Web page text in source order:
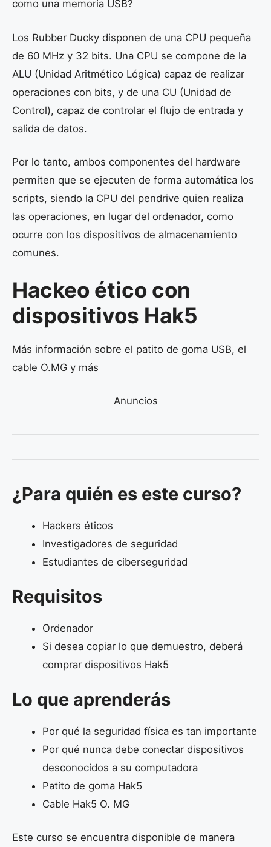
como una memoria USB?
Los Rubber Ducky disponen de una CPU pequeña
de 60 MHz y 32 bits. Una CPU se compone de la
ALU (Unidad Aritmético Lógica) capaz de realizar
operaciones con bits, y de una CU (Unidad de
Control), capaz de controlar el flujo de entrada y
salida de datos.
Por lo tanto, ambos componentes del hardware
permiten que se ejecuten de forma automática los
scripts, siendo la CPU del pendrive quien realiza
las operaciones, en lugar del ordenador, como
ocurre con los dispositivos de almacenamiento
comunes.
Hackeo ético con
dispositivos Hak5
Más información sobre el patito de goma USB, el
cable O.MG y más
Anuncios
¿Para quién es este curso?
Hackers éticos
Investigadores de seguridad
Estudiantes de ciberseguridad
Requisitos
Ordenador
Si desea copiar lo que demuestro, deberá
comprar dispositivos Hak5
Lo que aprenderás
Por qué la seguridad física es tan importante
Por qué nunca debe conectar dispositivos
desconocidos a su computadora
Patito de goma Hak5
Cable Hak5 O. MG
Este curso se encuentra disponible de manera